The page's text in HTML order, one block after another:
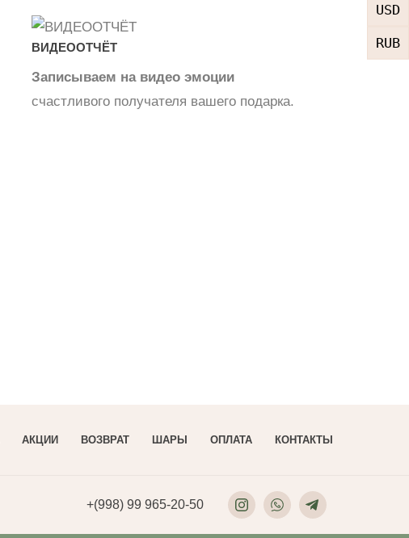
USD
RUB
ВИДЕООТЧЁТ
Записываем на видео эмоции
счастливого получателя вашего подарка.
АКЦИИ ВОЗВРАТ ШАРЫ ОПЛАТА КОНТАКТЫ
+(998) 99 965-20-50